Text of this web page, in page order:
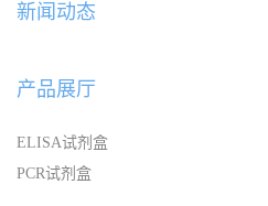
新闻动态
产品展厅
ELISA试剂盒
PCR试剂盒